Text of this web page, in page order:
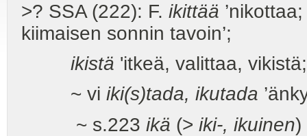
>? SSA (222): F. ikittää
kiimaisen sonnin tavoin’;
ikistä 'itkeä, valittaa,
~ vi iki(s)tada, ikutada
~ s.223 ikä (> iki-, ikuinen)